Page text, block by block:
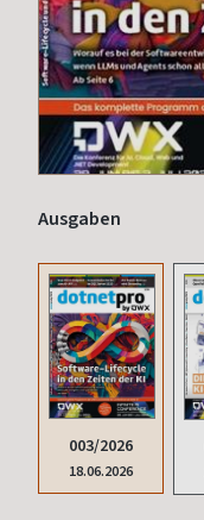
Ausgaben
003/2026
18.06.2026